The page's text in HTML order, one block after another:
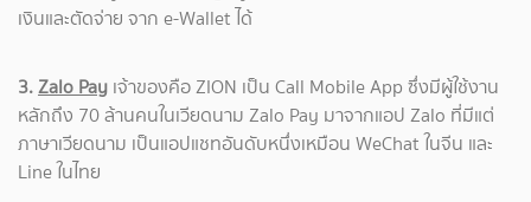
เงินและตัดจ่าย จาก e-Wallet ได้
3.Zalo Pay เจ้าของคือ ZION เป็น Call Mobile App ซึ่งมีผู้ใช้งาน
หลักถึง 70 ล้านคนในเวียดนาม Zalo Pay มาจากแอป Zalo ที่มีแต่
ภาษาเวียดนาม เป็นแอปแชทอันดับหนึ่งเหมือน WeChat ในจีน และ
Line ในไทย